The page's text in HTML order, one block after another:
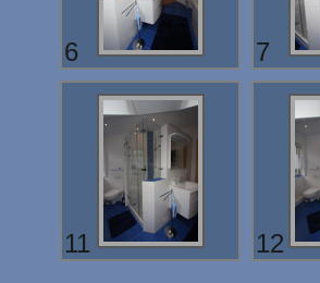
6 7
11 12